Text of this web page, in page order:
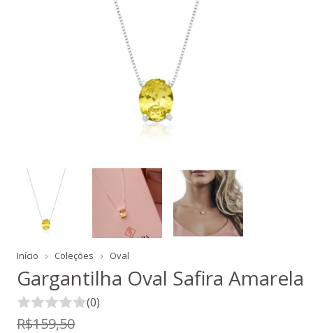
Início Coleções Oval
Gargantilha Oval Safira Amarela
(0)
R$159,50